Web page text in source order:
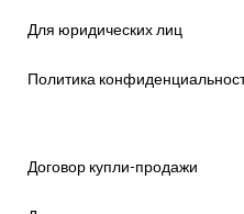
Для юридических лиц
Политика
Договор купли-продажи